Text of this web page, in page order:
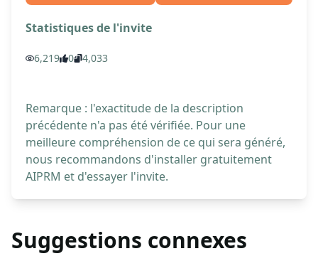
Statistiques de l'invite
6,219 0 4,033
Remarque : l'exactitude de la description
précédente n'a pas été vérifiée. Pour une
meilleure compréhension de ce qui sera généré,
nous recommandons d'installer gratuitement
AIPRM et d'essayer l'invite.
Suggestions connexes